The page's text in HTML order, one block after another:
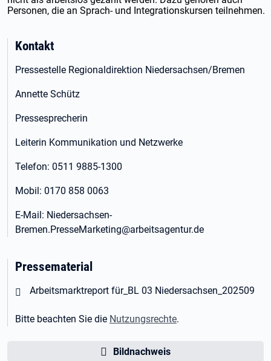
Personen, die an Sprach- und Integrationskursen teilnehmen.
Kontakt
Pressestelle Regionaldirektion Niedersachsen/Bremen
Annette Schütz
Pressesprecherin
Leiterin Kommunikation und Netzwerke
Telefon: 0511 9885-1300
Mobil: 0170 858 0063
E-Mail: Niedersachsen-
Bremen.PresseMarketing@arbeitsagentur.de
Pressematerial
Öffnet in neuem Tab
Arbeitsmarktreport für_BL 03 Niedersachsen_202509
Bitte beachten Sie die Nutzungsrechte.
Bildnachweis